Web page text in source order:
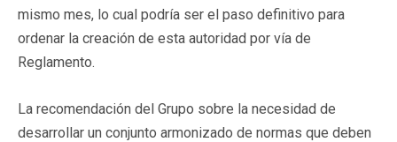
mismo mes, lo cual podría ser el paso definitivo para
ordenar la creación de esta autoridad por vía de
Reglamento.
La recomendación del Grupo sobre la necesidad de
desarrollar un conjunto armonizado de normas que deben